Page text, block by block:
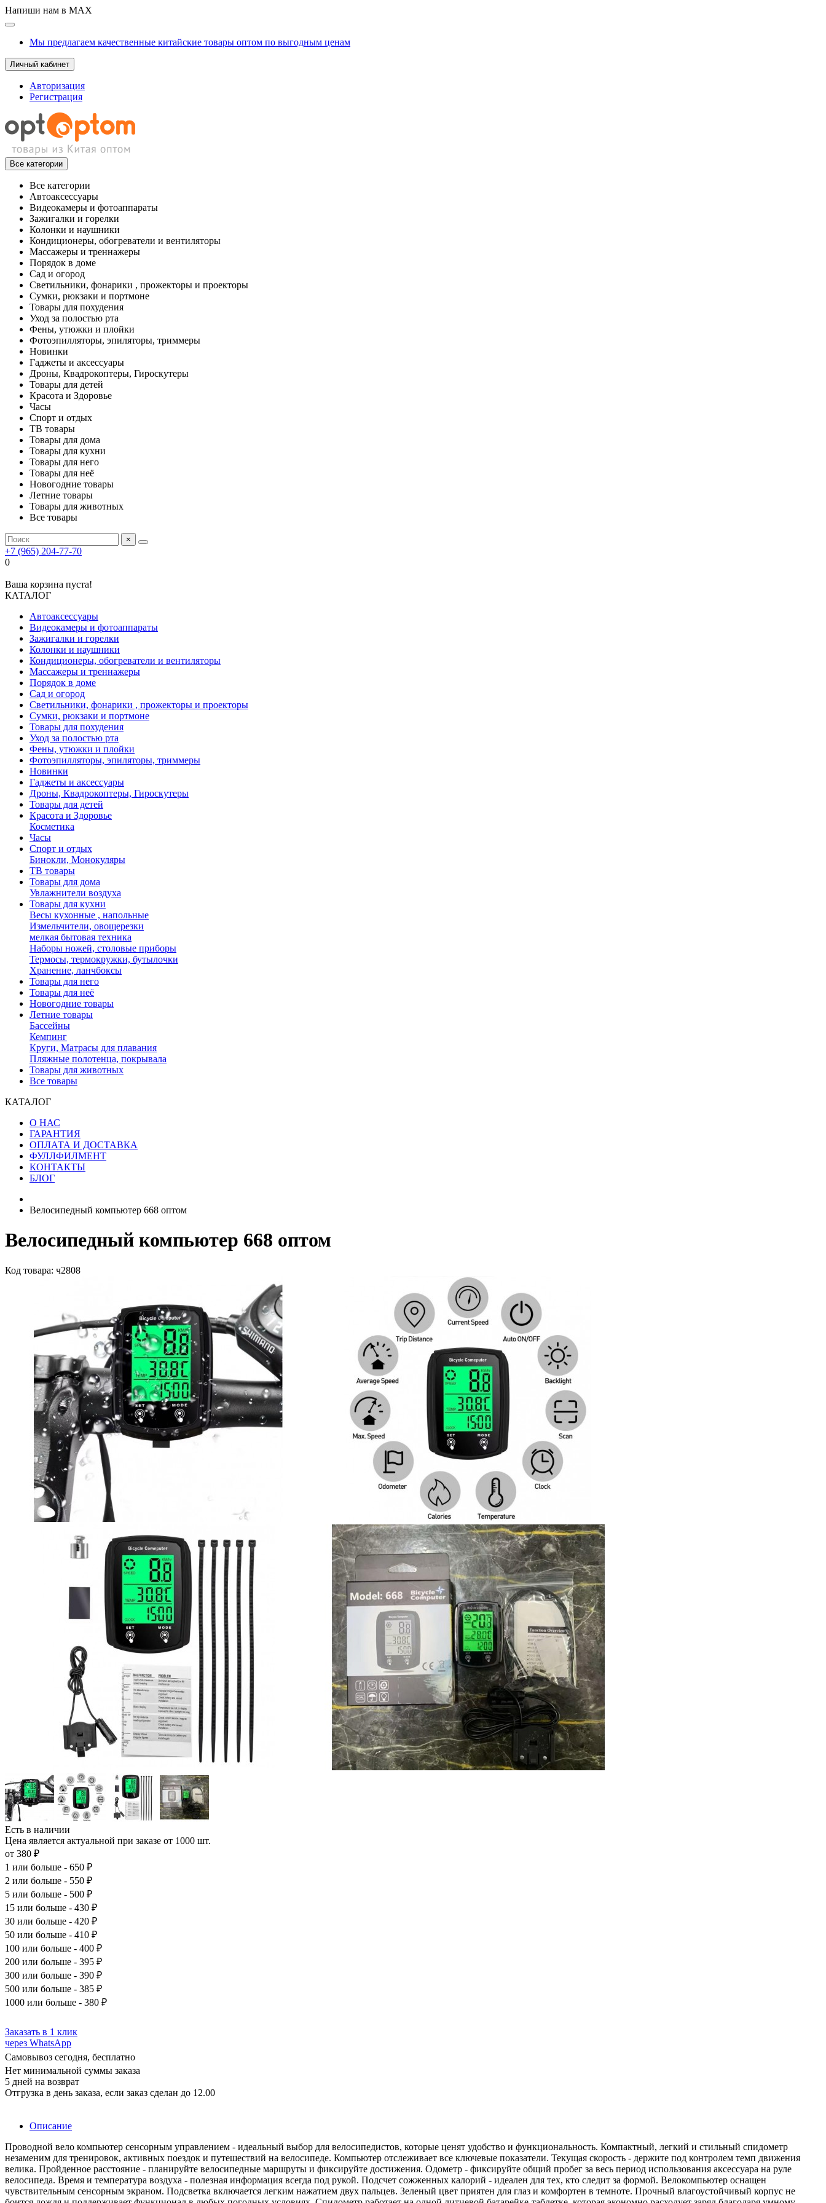
Напиши нам в MAX
Мы предлагаем качественные китайские товары оптом по выгодным ценам
Личный кабинет
Авторизация
Регистрация
Все категории
Все категории
Автоаксессуары
Видеокамеры и фотоаппараты
Зажигалки и горелки
Колонки и наушники
Кондиционеры, обогреватели и вентиляторы
Массажеры и треннажеры
Порядок в доме
Сад и огород
Светильники, фонарики , прожекторы и проекторы
Сумки, рюкзаки и портмоне
Товары для похудения
Уход за полостью рта
Фены, утюжки и плойки
Фотоэпилляторы, эпиляторы, триммеры
Новинки
Гаджеты и аксессуары
Дроны, Квадрокоптеры, Гироскутеры
Товары для детей
Красота и Здоровье
Часы
Спорт и отдых
ТВ товары
Товары для дома
Товары для кухни
Товары для него
Товары для неё
Новогодние товары
Летние товары
Товары для животных
Все товары
×
+7 (965) 204-77-70
0
Ваша корзина пуста!
КАТАЛОГ
Автоаксессуары
Видеокамеры и фотоаппараты
Зажигалки и горелки
Колонки и наушники
Кондиционеры, обогреватели и вентиляторы
Массажеры и треннажеры
Порядок в доме
Сад и огород
Светильники, фонарики , прожекторы и проекторы
Сумки, рюкзаки и портмоне
Товары для похудения
Уход за полостью рта
Фены, утюжки и плойки
Фотоэпилляторы, эпиляторы, триммеры
Новинки
Гаджеты и аксессуары
Дроны, Квадрокоптеры, Гироскутеры
Товары для детей
Красота и Здоровье
Косметика
Часы
Спорт и отдых
Бинокли, Монокуляры
ТВ товары
Товары для дома
Увлажнители воздуха
Товары для кухни
Весы кухонные , напольные
Измельчители, овощерезки
мелкая бытовая техника
Наборы ножей, столовые приборы
Термосы, термокружки, бутылочки
Хранение, ланчбоксы
Товары для него
Товары для неё
Новогодние товары
Летние товары
Бассейны
Кемпинг
Круги, Матрасы для плавания
Пляжные полотенца, покрывала
Товары для животных
Все товары
КАТАЛОГ
О НАС
ГАРАНТИЯ
ОПЛАТА И ДОСТАВКА
ФУЛЛФИЛМЕНТ
КОНТАКТЫ
БЛОГ
Велосипедный компьютер 668 оптом
Велосипедный компьютер 668 оптом
Код товара: ч2808
Есть в наличии
Цена является актуальной при заказе от 1000 шт.
от 380 ₽
1 или больше - 650 ₽
2 или больше - 550 ₽
5 или больше - 500 ₽
15 или больше - 430 ₽
30 или больше - 420 ₽
50 или больше - 410 ₽
100 или больше - 400 ₽
200 или больше - 395 ₽
300 или больше - 390 ₽
500 или больше - 385 ₽
1000 или больше - 380 ₽
Заказать в 1 клик
через WhatsApp
Самовывоз сегодня, бесплатно
Нет минимальной суммы заказа
5 дней на возврат
Отгрузка в день заказа, если заказ сделан до 12.00
Описание
Проводной вело компьютер сенсорным управлением - идеальный выбор для велосипедистов, которые ценят удобство и функциональность. Компактный, легкий и стильный спидометр
незаменим для тренировок, активных поездок и путешествий на велосипеде. Компьютер отслеживает все ключевые показатели. Текущая скорость - держите под контролем темп движения
велика. Пройденное расстояние - планируйте велосипедные маршруты и фиксируйте достижения. Одометр - фиксируйте общий пробег за весь период использования аксессуара на руле
велосипеда. Время и температура воздуха - полезная информация всегда под рукой. Подсчет сожженных калорий - идеален для тех, кто следит за формой. Велокомпьютер оснащен
чувствительным сенсорным экраном. Подсветка включается легким нажатием двух пальцев. Зеленый цвет приятен для глаз и комфортен в темноте. Прочный влагоустойчивый корпус не